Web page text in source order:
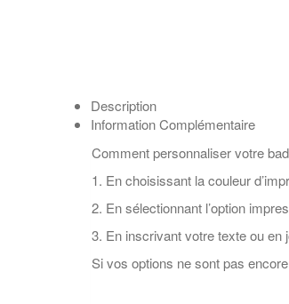
Description
Information Complémentaire
Comment personnaliser votre
1. En choisissant la couleur
2. En sélectionnant l’option
3. En inscrivant votre texte ou en
Si vos options ne sont pas